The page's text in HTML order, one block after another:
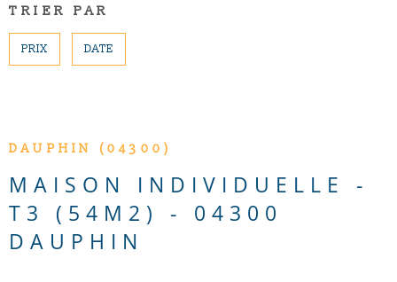
TRIER PAR
PRIX DATE
DAUPHIN (04300)
MAISON INDIVIDUELLE -
T3 (54M2) - 04300
DAUPHIN
Piscine
Parking
Terrasse